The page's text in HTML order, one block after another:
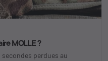
MOLLE ?
perdues au